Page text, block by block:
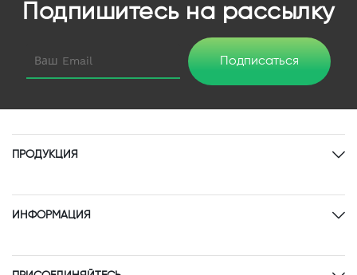
Подпишитесь на рассылку
Подписаться
ПРОДУКЦИЯ
ИНФОРМАЦИЯ